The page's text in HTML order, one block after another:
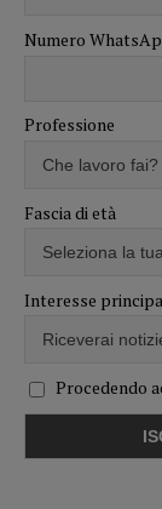
Numero
Professione
Fascia di età
Interesse
Procedendo